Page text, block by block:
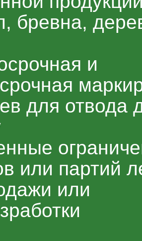
бревна,
и
для отвода
или партий
или